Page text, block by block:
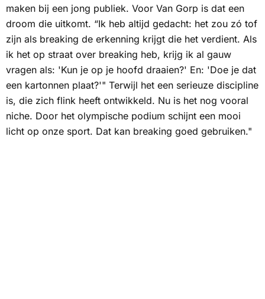
maken bij een jong publiek. Voor Van Gorp is dat een
droom die uitkomt. “Ik heb altijd gedacht: het zou zó tof
zijn als breaking de erkenning krijgt die het verdient. Als
ik het op straat over breaking heb, krijg ik al gauw
vragen als: 'Kun je op je hoofd draaien?' En: 'Doe je dat
een kartonnen plaat?'" Terwijl het een serieuze discipline
is, die zich flink heeft ontwikkeld. Nu is het nog vooral
niche. Door het olympische podium schijnt een mooi
licht op onze sport. Dat kan breaking goed gebruiken."